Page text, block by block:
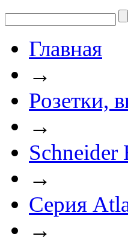
Главная
→
Розетки,
→
Schneider
→
Серия
→